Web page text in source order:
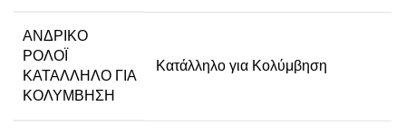
ΑΝΔΡΙΚΌ
ΡΟΛΌΙ
ΚΑΤΆΛΛΗΛΟ ΓΙΑ
ΚΟΛΎΜΒΗΣΗ
Κατάλληλο για Κολύμβηση